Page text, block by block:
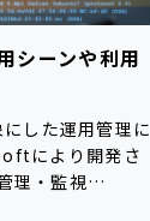
シーンや利用
した運用管理に
により開発さ
理・監視…